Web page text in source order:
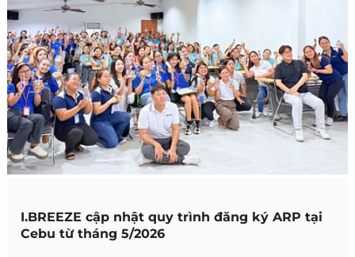
I.BREEZE cập nhật quy trình đăng ký ARP tại
Cebu từ tháng 5/2026